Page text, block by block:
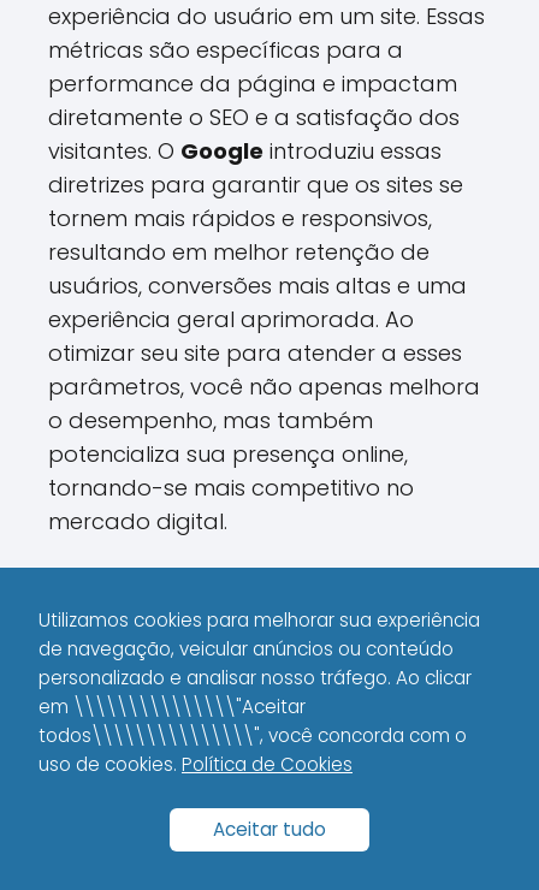
experiência do usuário em um site. Essas
métricas são específicas para a
performance da página e impactam
diretamente o SEO e a satisfação dos
visitantes. O Google introduziu essas
diretrizes para garantir que os sites se
tornem mais rápidos e responsivos,
resultando em melhor retenção de
usuários, conversões mais altas e uma
experiência geral aprimorada. Ao
otimizar seu site para atender a esses
parâmetros, você não apenas melhora
o desempenho, mas também
potencializa sua presença online,
tornando-se mais competitivo no
mercado digital.
FAQ
1. O que são Core Web Vitals?
Os Core Web Vitals são métricas que
avaliam a velocidade, a interatividade e
a estabilidade visual de uma página da
web. Eles incluem oLCP(Largest
Utilizamos cookies para melhorar sua experiência
de navegação, veicular anúncios ou conteúdo
personalizado e analisar nosso tráfego. Ao clicar
em \\\\\\\\\\\\\\\"Aceitar
todos\\\\\\\\\\\\\\\", você concorda com o
uso de cookies. Política de Cookies
Aceitar tudo